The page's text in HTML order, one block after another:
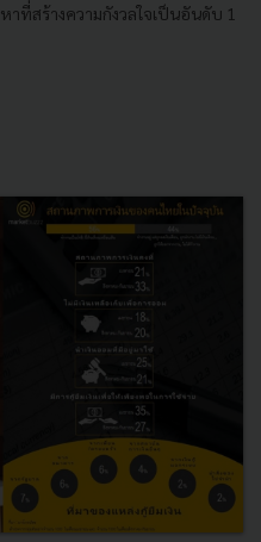
ที่สร้างความกังวลใจเป็นอันดับ 1